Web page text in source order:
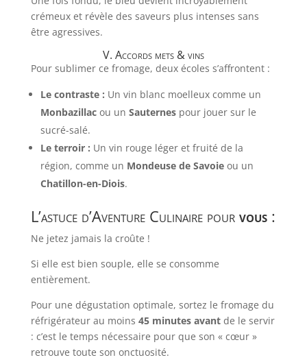
crémeux et révèle des saveurs plus intenses sans
être agressives.
V. Accords mets & vins
Pour sublimer ce fromage, deux écoles s’affrontent :
Le contraste : Un vin blanc moelleux comme un
Monbazillacou un Sauternespour jouer sur le
sucré-salé.
Le terroir : Un vin rouge léger et fruité de la
région, comme un Mondeuse de Savoieou un
Chatillon-en-Diois.
L’astuce d’Aventure Culinaire pourvous :
Ne jetez jamais la croûte !
Si elle est bien souple, elle se consomme
entièrement.
Pour une dégustation optimale, sortez le fromage du
réfrigérateur au moins 45 minutes avantde le servir
: c’est le temps nécessaire pour que son « cœur »
retrouve toute son onctuosité.